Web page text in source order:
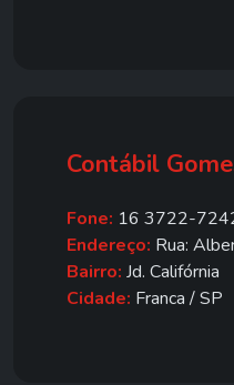
Contábil
Fone: 16 3722-
Endereço: Rua:
Bairro: Jd. Califórnia
Cidade: Franca / SP